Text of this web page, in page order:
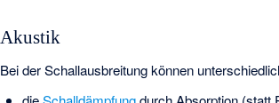
Akustik
Bei der Schallausbreitung können